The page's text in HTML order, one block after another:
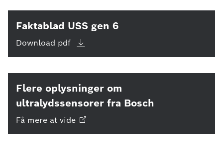
Faktablad USS gen 6
Download pdf
Flere oplysninger om
ultralydssensorer fra Bosch
Få mere at vide